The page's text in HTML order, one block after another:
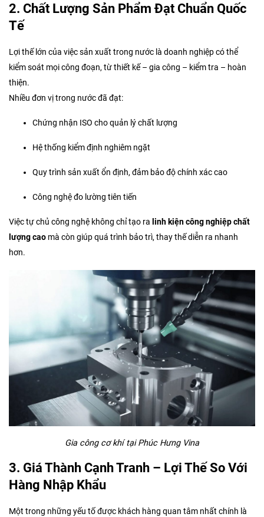
2. Chất Lượng Sản Phẩm Đạt Chuẩn Quốc
Tế
Lợi thế lớn của việc sản xuất trong nước là doanh nghiệp có thể
kiểm soát mọi công đoạn, từ thiết kế – gia công – kiểm tra – hoàn
thiện.
Nhiều đơn vị trong nước đã đạt:
Chứng nhận ISO cho quản lý chất lượng
Hệ thống kiểm định nghiêm ngặt
Quy trình sản xuất ổn định, đảm bảo độ chính xác cao
Công nghệ đo lường tiên tiến
Việc tự chủ công nghệ không chỉ tạo ra linh kiện công nghiệp chất
lượng cao mà còn giúp quá trình bảo trì, thay thế diễn ra nhanh
hơn.
Gia công cơ khí tại Phúc Hưng Vina
3. Giá Thành Cạnh Tranh – Lợi Thế So Với
Hàng Nhập Khẩu
Một trong những yếu tố được khách hàng quan tâm nhất chính là